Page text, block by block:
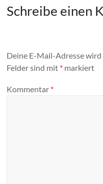
Schreibe einen
Deine E-Mail-Adresse
Felder sind mit * markiert
Kommentar *